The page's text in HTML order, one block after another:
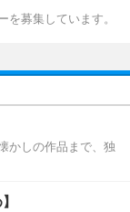
を募集しています。
かしの作品まで、独